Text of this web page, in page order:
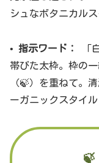
シュなボタニカルス
• 指示ワード：
「
帯びた太枠。枠の
（🍃）を重ねて。
ーガニックスタイル
🍃